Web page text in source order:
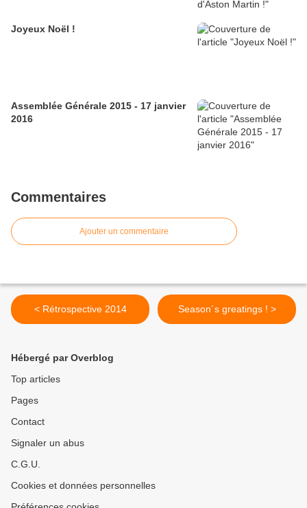
Joyeux Noël !
Assemblée Générale 2015 - 17 janvier
2016
Commentaires
Ajouter un commentaire
< Rétrospective 2014 Season´s greatings ! >
Hébergé par Overblog
Top articles
Pages
Contact
Signaler un abus
C.G.U.
Cookies et données personnelles